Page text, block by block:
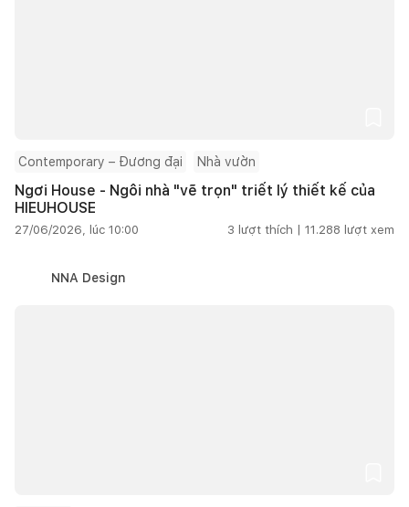
Contemporary – Đương đại Nhà vườn
Ngơi House - Ngôi nhà "vẽ trọn" triết lý thiết kế của
HIEUHOUSE
27/06/2026, lúc 10:00 3 lượt thích | 11.288 lượt xem
NNA Design